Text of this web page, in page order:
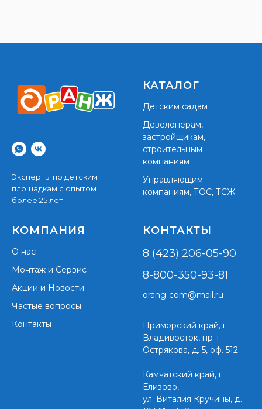
Эксперты по детским
площадкам с опытом
более 25 лет
КАТАЛОГ
Детским садам
Девелоперам,
застройщикам,
строительным
компаниям
Управляющим
компаниям, ТОС, ТСЖ
КОМПАНИЯ
О нас
Монтаж и Сервис
Акции и Новости
Частые вопросы
Контакты
КОНТАКТЫ
8 (423) 206-05-90
8-800-350-93-81
orang-com@mail.ru
Приморский край, г.
Владивосток, пр-т
Острякова, д. 5, оф. 512.
Камчатский край, г.
Елизово,
ул. Виталия Кручины, д.